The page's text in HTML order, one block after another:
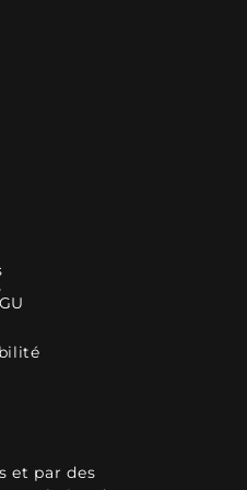
et par des